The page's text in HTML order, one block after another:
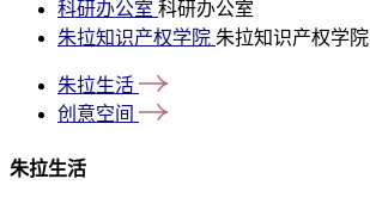
科研办公室 科研办公室
朱拉知识产权学院 朱拉知识产权学院
朱拉生活
创意空间
朱拉生活